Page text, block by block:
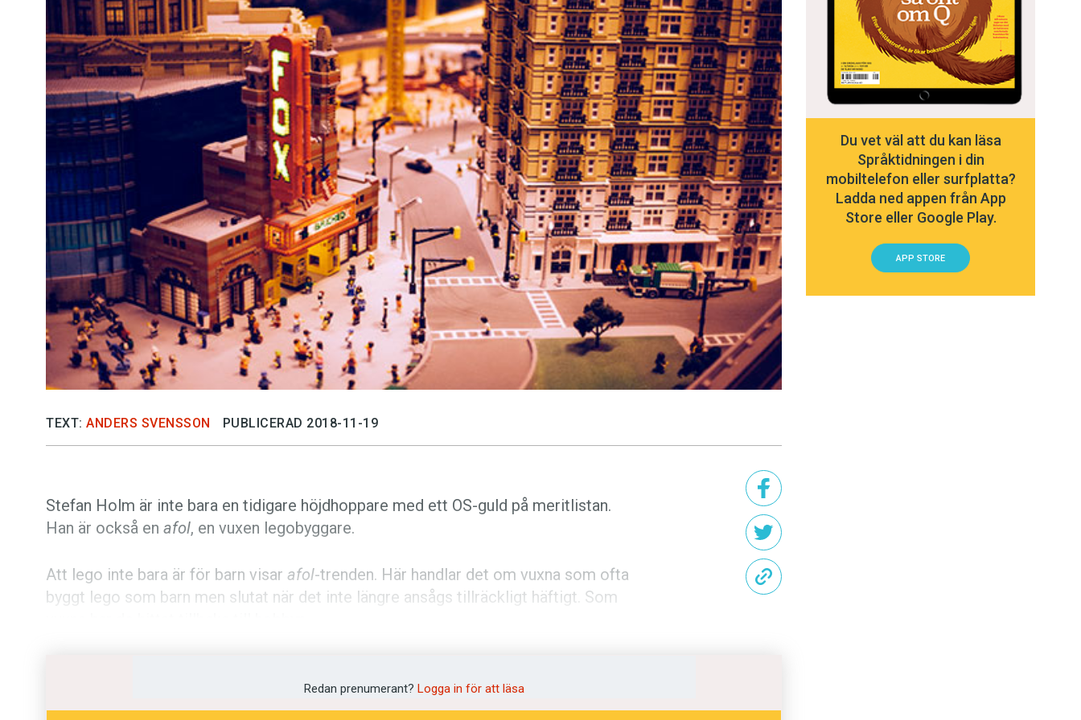
Kviss
Podden
Anmäl till språkpolisen
Föreslå nyord
Annonsera
Prenumerera
Läs Språktidningen digitalt
Press
TEXT: ANDERS SVENSSON PUBLICERAD 2018-11-19
Stefan Holm är inte bara en tidigare höjdhoppare med ett OS-guld på meritlistan.
Han är också en afol, en vuxen legobyggare.
Att lego inte bara är för barn visar afol-trenden. Här handlar det om vuxna som ofta
byggt lego som barn men slutat när det inte längre ansågs tillräckligt häftigt. Som
i lego. Utställningen har visats på flera platser i landet. I artikeln beskriver hon sig
som enafol:
Redan prenumerant? Logga in för att läsa
Du vet väl att du kan läsa
Språktidningen i din
mobiltelefon eller surfplatta?
Ladda ned appen från App
Store eller Google Play.
APP STORE